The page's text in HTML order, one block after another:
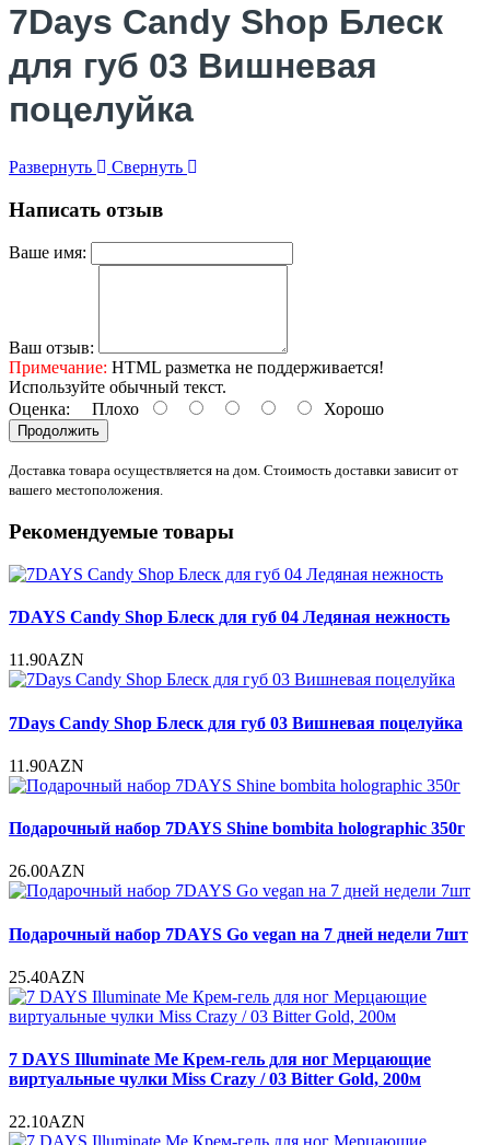
7Days Candy Shop Блеск
для губ 03 Вишневая
поцелуйка
Развернуть Свернуть
Написать отзыв
Ваше имя:
Ваш отзыв:
Примечание: HTML разметка не поддерживается!
Используйте обычный текст.
Оценка: Плохо Хорошо
Продолжить
Доставка товара осуществляется на дом. Стоимость доставки зависит от
вашего местоположения.
Рекомендуемые товары
7DAYS Candy Shop Блеск для губ 04 Ледяная нежность
11.90AZN
7Days Candy Shop Блеск для губ 03 Вишневая поцелуйка
11.90AZN
Подарочный набор 7DAYS Shine bombita holographic 350г
26.00AZN
Подарочный набор 7DAYS Go vegan на 7 дней недели 7шт
25.40AZN
7 DAYS Illuminate Me Крем-гель для ног Мерцающие
виртуальные чулки Miss Crazy / 03 Bitter Gold, 200м
22.10AZN